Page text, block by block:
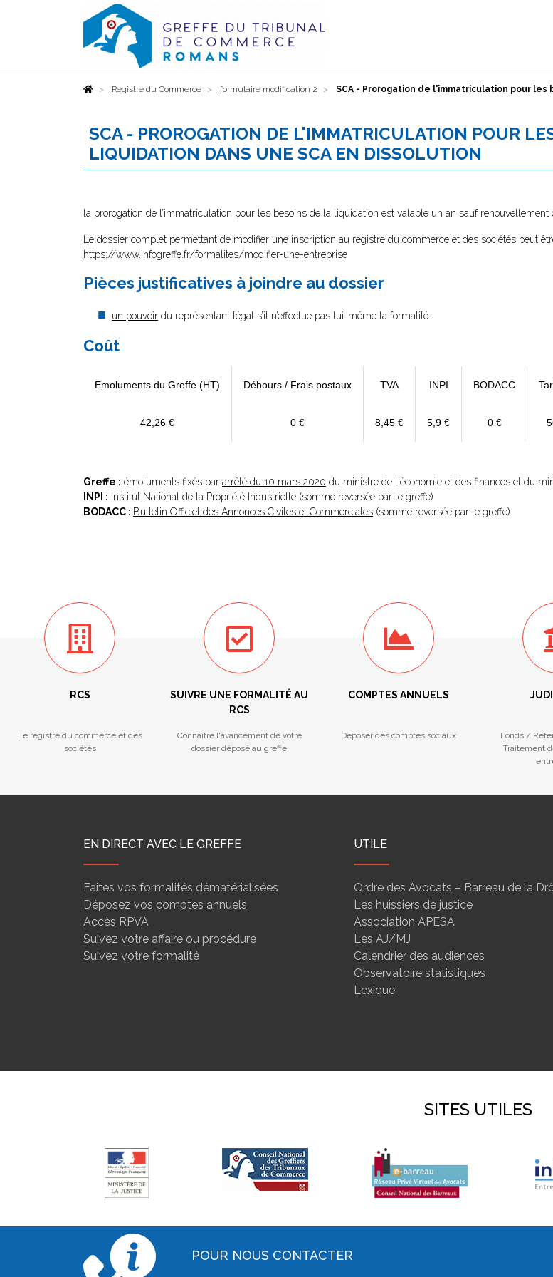
AccueilRegistre du Commerce formulaire modification 2 SCA - Prorogation de l'immatriculation pour
SCA - PROROGATION DE L'IMMATRICULATION POUR
LIQUIDATION DANS UNE SCA EN DISSOLUTION
la prorogation de l’immatriculation pour les besoins de la liquidation est valable un an sauf renouvellement
Le dossier complet permettant de modifier une inscription au registre du commerce et des sociétés peut
https://www.infogreffe.fr/formalites/modifier-une-entreprise
Pièces justificatives à joindre au dossier
un pouvoir du représentant légal s’il n’effectue pas lui-même la formalité
Coût
Emoluments du Greffe (HT) Débours / Frais postaux TVA INPI BODACC
42,26 € 0 € 8,45 € 5,9 € 0 €
Greffe : émoluments fixés par arrêté du 10 mars 2020 du ministre de l'économie et des finances et du
INPI : Institut National de la Propriété Industrielle (somme reversée par le greffe)
BODACC : Bulletin Officiel des Annonces Civiles et Commerciales (somme reversée par le greffe)
RCS
Le registre du commerce et des
sociétés
SUIVRE UNE FORMALITÉ AU
RCS
Connaitre l'avancement de votre
dossier déposé au greffe
COMPTES ANNUELS
Déposer des comptes sociaux
Fonds /
Traitement
EN DIRECT AVEC LE GREFFE
Faites vos formalités dématérialisées
Déposez vos comptes annuels
Accès RPVA
Suivez votre affaire ou procédure
Suivez votre formalité
UTILE
Ordre des Avocats – Barreau de la
Les huissiers de justice
Association APESA
Les AJ/MJ
Calendrier des audiences
Observatoire statistiques
Lexique
SITES UTILES
POUR NOUS CONTACTER